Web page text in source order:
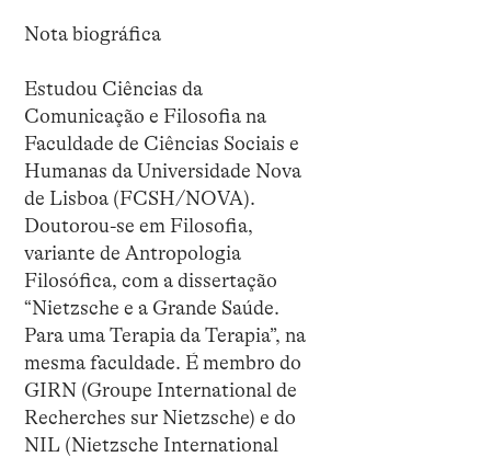
Nota biográfica
Estudou Ciências da
Comunicação e Filosofia na
Faculdade de Ciências Sociais e
Humanas da Universidade Nova
de Lisboa (FCSH/NOVA).
Doutorou-se em Filosofia,
variante de Antropologia
Filosófica, com a dissertação
“Nietzsche e a Grande Saúde.
Para uma Terapia da Terapia”, na
mesma faculdade. É membro do
GIRN (Groupe International de
Recherches sur Nietzsche) e do
NIL (Nietzsche International